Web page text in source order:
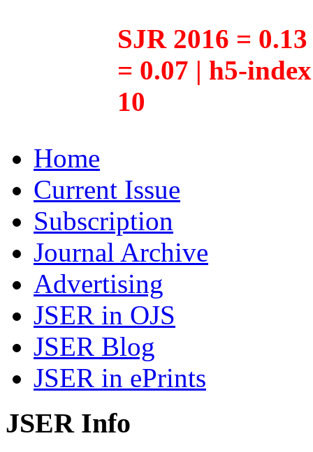
SJR 2016 =
= 0.07 | h5-
10
Home
Current Issue
Subscription
Journal Archive
Advertising
JSER in OJS
JSER Blog
JSER in ePrints
JSER Info